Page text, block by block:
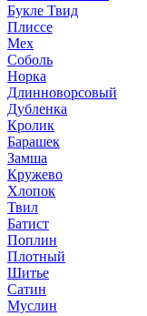
Букле Твид
Плиссе
Мех
Соболь
Норка
Длинноворсовый
Дубленка
Кролик
Барашек
Замша
Кружево
Хлопок
Твил
Батист
Поплин
Плотный
Шитье
Сатин
Муслин